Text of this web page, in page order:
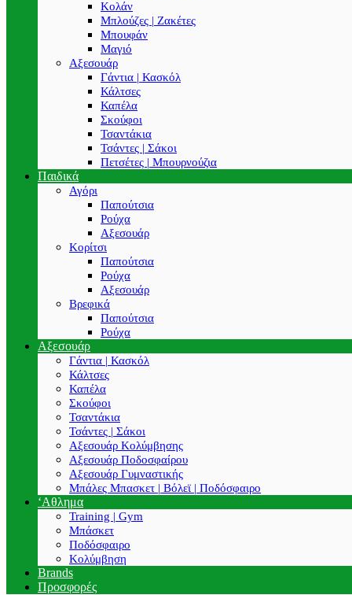
Κολάν
Μπλούζες | Ζακέτες
Μπουφάν
Μαγιό
Αξεσουάρ
Γάντια | Κασκόλ
Κάλτσες
Καπέλα
Σκούφοι
Τσαντάκια
Τσάντες | Σάκοι
Πετσέτες | Μπουρνούζια
Παιδικά
Αγόρι
Παπούτσια
Ρούχα
Αξεσουάρ
Κορίτσι
Παπούτσια
Ρούχα
Αξεσουάρ
Βρεφικά
Παπούτσια
Ρούχα
Αξεσουάρ
Γάντια | Κασκόλ
Κάλτσες
Καπέλα
Σκούφοι
Τσαντάκια
Τσάντες | Σάκοι
Αξεσουάρ Κολύμβησης
Αξεσουάρ Ποδοσφαίρου
Αξεσουάρ Γυμναστικής
Μπάλες Μπασκετ | Βόλεϊ | Ποδόσφαιρο
‘Αθλημα
Training | Gym
Μπάσκετ
Ποδόσφαιρο
Κολύμβηση
Brands
Προσφορές